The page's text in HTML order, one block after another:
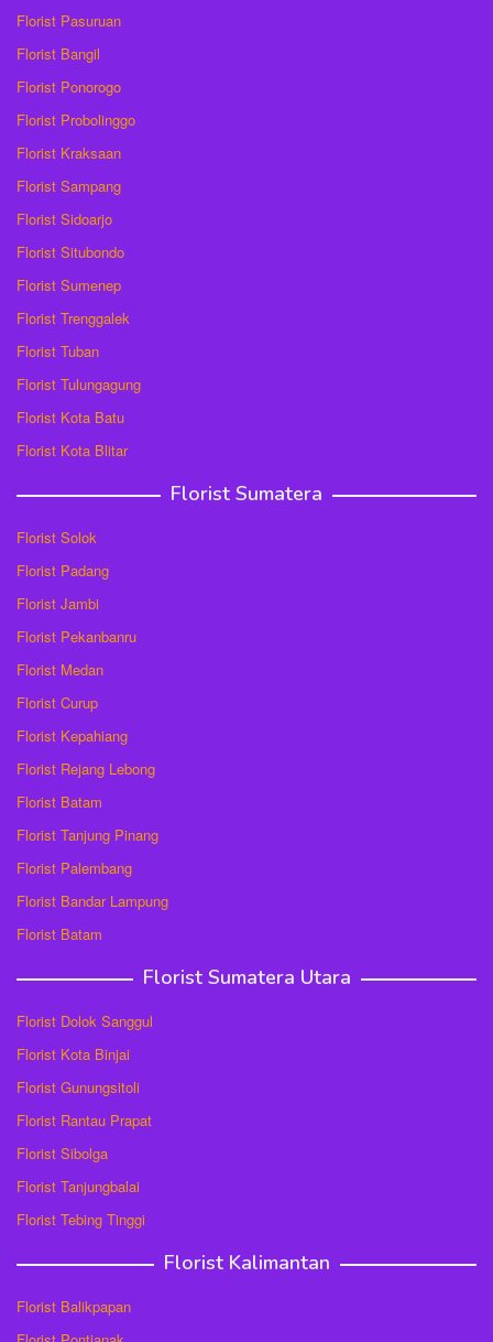
Florist Pasuruan
Florist Bangil
Florist Ponorogo
Florist Probolinggo
Florist Kraksaan
Florist Sampang
Florist Sidoarjo
Florist Situbondo
Florist Sumenep
Florist Trenggalek
Florist Tuban
Florist Tulungagung
Florist Kota Batu
Florist Kota Blitar
Florist Sumatera
Florist Solok
Florist Padang
Florist Jambi
Florist Pekanbanru
Florist Medan
Florist Curup
Florist Kepahiang
Florist Rejang Lebong
Florist Batam
Florist Tanjung Pinang
Florist Palembang
Florist Bandar Lampung
Florist Batam
Florist Sumatera Utara
Florist Dolok Sanggul
Florist Kota Binjai
Florist Gunungsitoli
Florist Rantau Prapat
Florist Sibolga
Florist Tanjungbalai
Florist Tebing Tinggi
Florist Kalimantan
Florist Balikpapan